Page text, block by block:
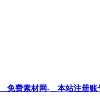
免费素材网-＿本站注册账